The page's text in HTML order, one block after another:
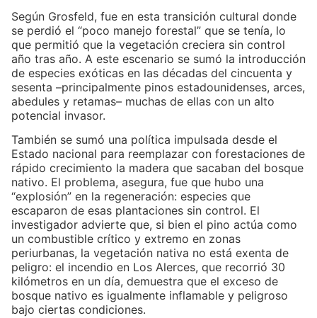
Según Grosfeld, fue en esta transición cultural donde
se perdió el “poco manejo forestal” que se tenía, lo
que permitió que la vegetación creciera sin control
año tras año. A este escenario se sumó la introducción
de especies exóticas en las décadas del cincuenta y
sesenta –principalmente pinos estadounidenses, arces,
abedules y retamas– muchas de ellas con un alto
potencial invasor.
También se sumó una política impulsada desde el
Estado nacional para reemplazar con forestaciones de
rápido crecimiento la madera que sacaban del bosque
nativo. El problema, asegura, fue que hubo una
“explosión” en la regeneración: especies que
escaparon de esas plantaciones sin control. El
investigador advierte que, si bien el pino actúa como
un combustible crítico y extremo en zonas
periurbanas, la vegetación nativa no está exenta de
peligro: el incendio en Los Alerces, que recorrió 30
kilómetros en un día, demuestra que el exceso de
bosque nativo es igualmente inflamable y peligroso
bajo ciertas condiciones.